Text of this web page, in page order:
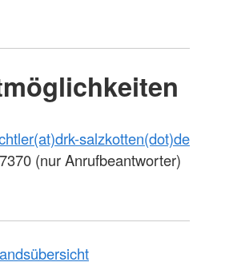
salzkotten(dot)de
(nur Anrufbeantworter)